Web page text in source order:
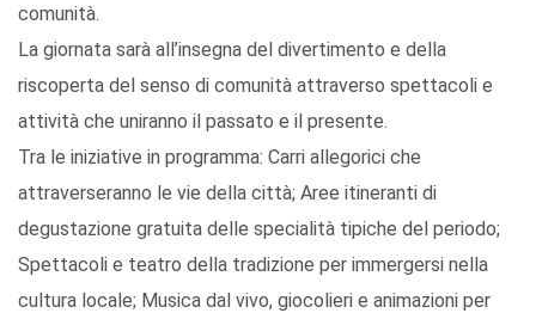
comunità.
La giornata sarà all’insegna del divertimento e della
riscoperta del senso di comunità attraverso spettacoli e
attività che uniranno il passato e il presente.
Tra le iniziative in programma: Carri allegorici che
attraverseranno le vie della città; Aree itineranti di
degustazione gratuita delle specialità tipiche del periodo;
Spettacoli e teatro della tradizione per immergersi nella
cultura locale; Musica dal vivo, giocolieri e animazioni per